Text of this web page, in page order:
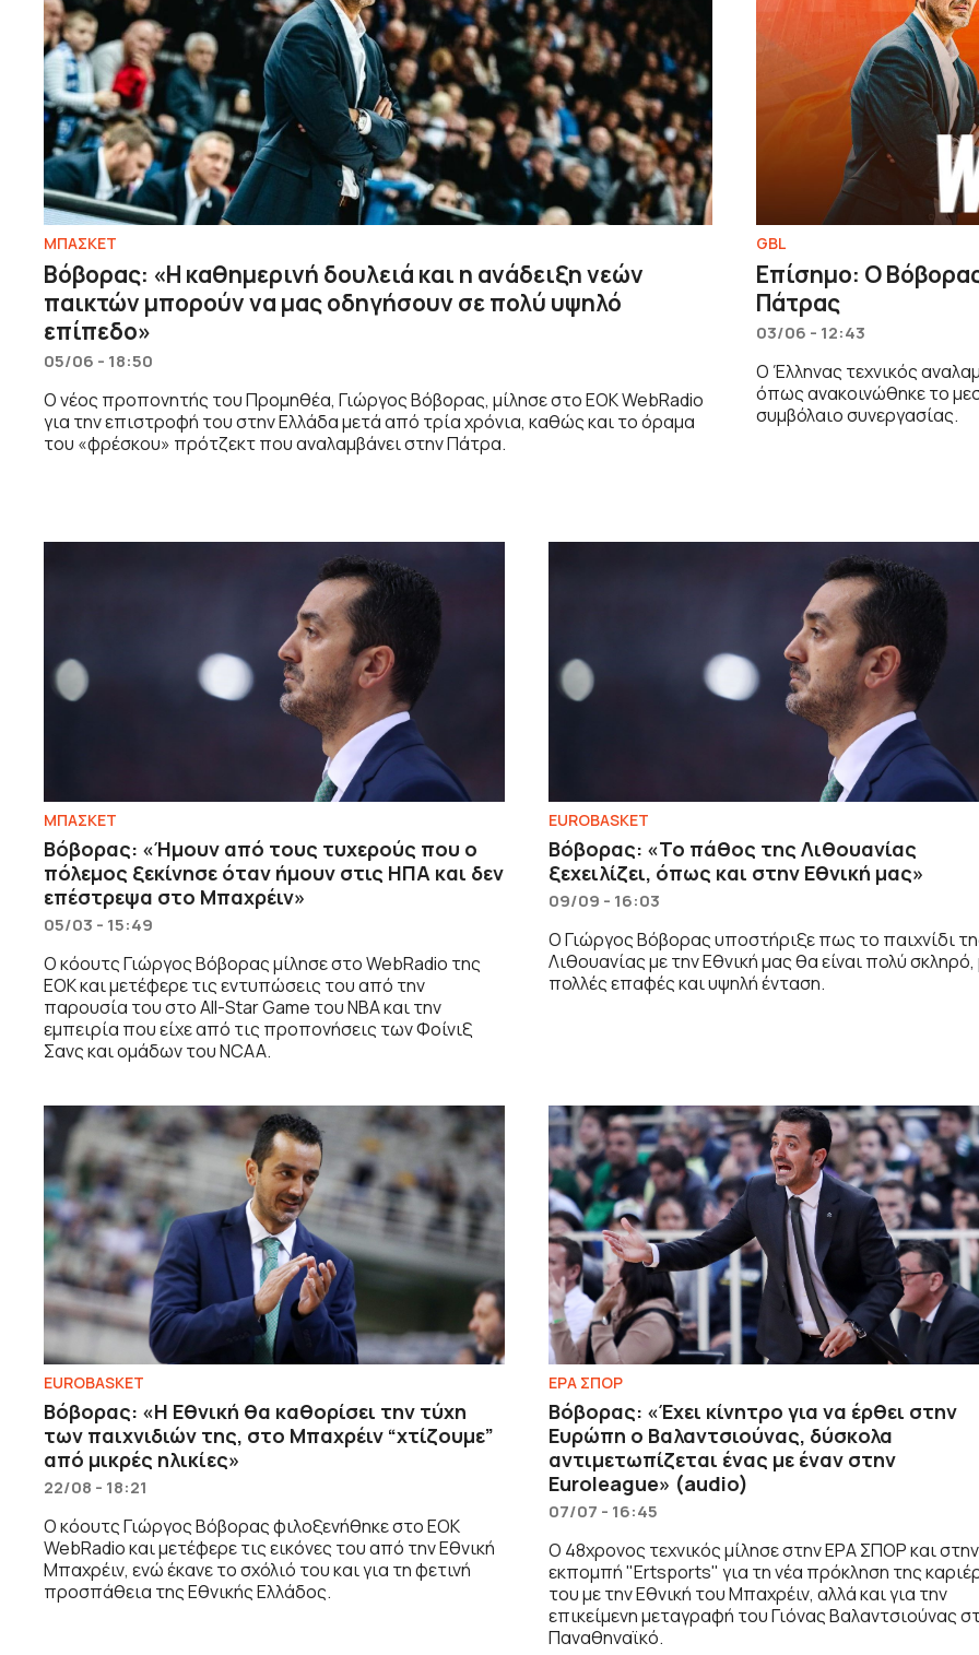
ΜΠΑΣΚΕΤ
Βόβορας: «Η καθημερινή δουλειά και η ανάδειξη νεών
παικτών μπορούν να μας οδηγήσουν σε πολύ υψηλό
επίπεδο»
05/06 - 18:50
Ο νέος προπονητής του Προμηθέα, Γιώργος Βόβορας, μίλησε στο ΕΟΚ WebRadio
για την επιστροφή του στην Ελλάδα μετά από τρία χρόνια, καθώς και το όραμα
του «φρέσκου» πρότζεκτ που αναλαμβάνει στην Πάτρα.
GBL
Επίσημο: Ο
Πάτρας
03/06 - 12:43
Ο Έλληνας τεχνικός
όπως ανακοινώθηκε το
συμβόλαιο συνεργασίας.
ΜΠΑΣΚΕΤ
Βόβορας: «Ήμουν από τους τυχερούς που ο
πόλεμος ξεκίνησε όταν ήμουν στις ΗΠΑ και δεν
επέστρεψα στο Μπαχρέιν»
05/03 - 15:49
Ο κόουτς Γιώργος Βόβορας μίλησε στο WebRadio της
ΕΟΚ και μετέφερε τις εντυπώσεις του από την
παρουσία του στο All-Star Game του NBA και την
εμπειρία που είχε από τις προπονήσεις των Φοίνιξ
Σανς και ομάδων του NCAA.
EUROBASKET
Βόβορας: «Το πάθος της Λιθουανίας
ξεχειλίζει, όπως και στην Εθνική μας»
09/09 - 16:03
Ο Γιώργος Βόβορας υποστήριξε πως το παιχνίδι
Λιθουανίας με την Εθνική μας θα είναι πολύ σκληρό,
πολλές επαφές και υψηλή ένταση.
EUROBASKET
Βόβορας: «Η Εθνική θα καθορίσει την τύχη
των παιχνιδιών της, στο Μπαχρέιν “χτίζουμε”
από μικρές ηλικίες»
22/08 - 18:21
Ο κόουτς Γιώργος Βόβορας φιλοξενήθηκε στο EOK
WebRadio και μετέφερε τις εικόνες του από την Εθνική
Μπαχρέιν, ενώ έκανε το σχόλιό του και για τη φετινή
προσπάθεια της Εθνικής Ελλάδος.
ΕΡΑ ΣΠΟΡ
Βόβορας: «Έχει κίνητρο για να έρθει στην
Ευρώπη ο Βαλαντσιούνας, δύσκολα
αντιμετωπίζεται ένας με έναν στην
Euroleague» (audio)
07/07 - 16:45
Ο 48χρονος τεχνικός μίλησε στην ΕΡΑ ΣΠΟΡ και στην
εκπομπή "Ertsports" για τη νέα πρόκληση της
του με την Εθνική του Μπαχρέιν, αλλά και για την
επικείμενη μεταγραφή του Γιόνας Βαλαντσιούνας
Παναθηναϊκό.